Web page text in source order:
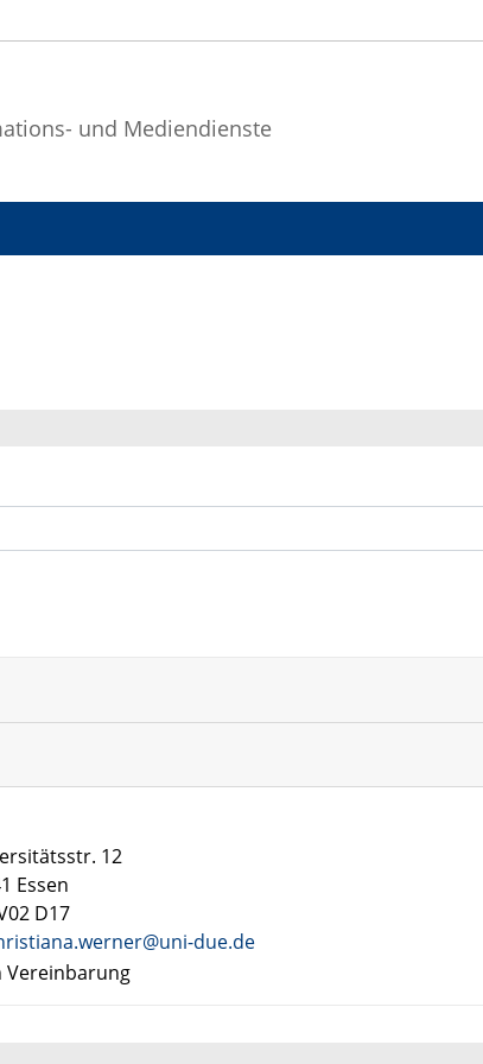
und Mediendienste
12
Essen
D17
due.de
Vereinbarung